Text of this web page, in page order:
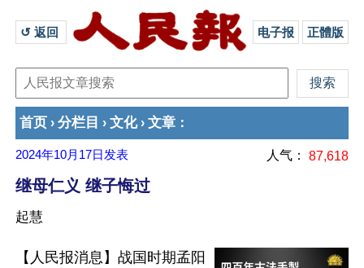
↺ 返回 电子报 正體版
首页 › 分栏目 › 文化› 文章 ：
2024年10月17日 发表 人气： 87,618
继母仁义 继子悔过
起慧
【人民报消息】战国时期孟阳